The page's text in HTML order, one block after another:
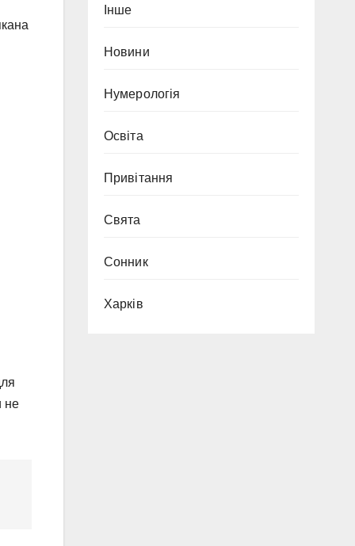
не
Інше
Новини
Нумерологія
Освіта
Привітання
Свята
Сонник
Харків